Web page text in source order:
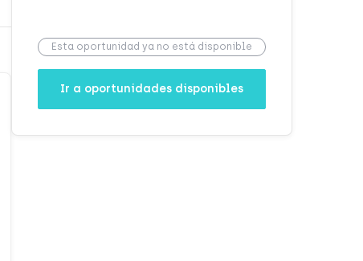
Esta oportunidad ya no está disponible
Ir a oportunidades disponibles